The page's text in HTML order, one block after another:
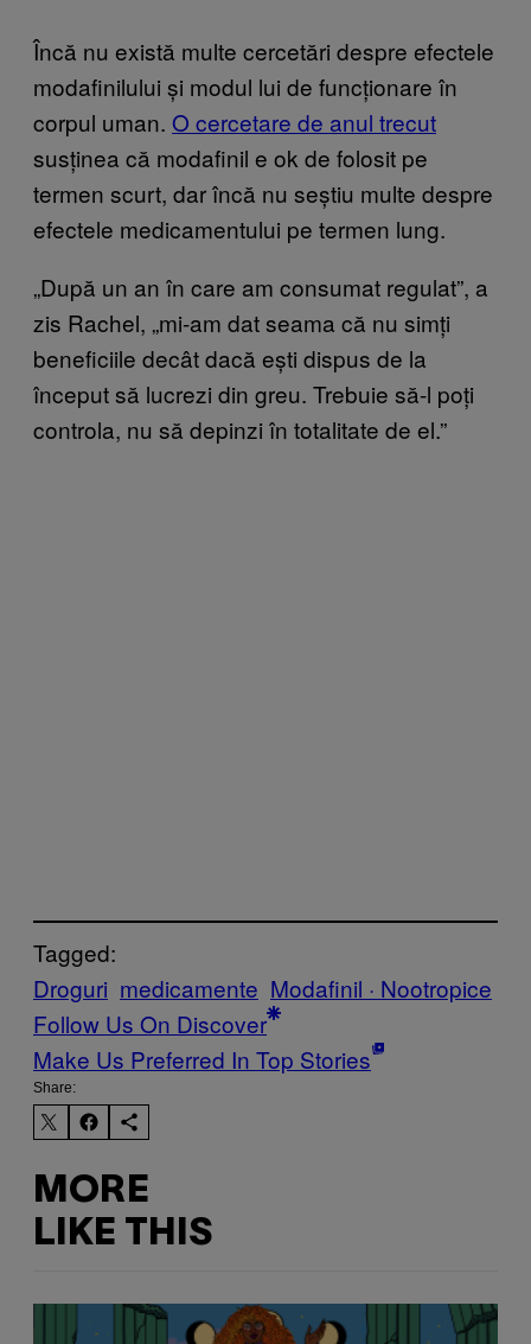
Încă nu există multe cercetări despre efectele
modafinilului și modul lui de funcționare în
corpul uman. O cercetare de anul trecut
susținea că modafinil e ok de folosit pe
termen scurt, dar încă nu seștiu multe despre
efectele medicamentului pe termen lung.
„După un an în care am consumat regulat”, a
zis Rachel, „mi-am dat seama că nu simți
beneficiile decât dacă ești dispus de la
început să lucrezi din greu. Trebuie să-l poți
controla, nu să depinzi în totalitate de el.”
Tagged:
Droguri medicamente Modafinil · Nootropice
Follow Us On Discover
Make Us Preferred In Top Stories
Share:
MORE
LIKE THIS